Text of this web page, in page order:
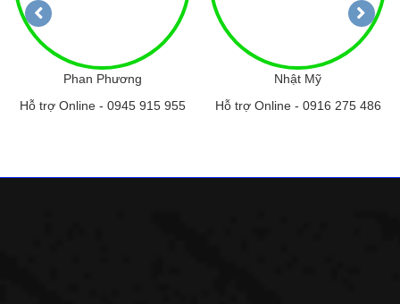
Phan Phương
Hỗ trợ Online - 0945 915 955
Nhật Mỹ
Hỗ trợ Online - 0916 275 486